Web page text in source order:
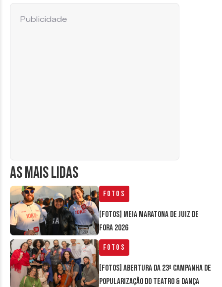
AS MAIS LIDAS
Fotos
[FOTOS] Meia Maratona de Juiz de
Fora 2026
Fotos
[FOTOS] Abertura da 23ª Campanha de
Popularização do Teatro & Dança
Publicidade